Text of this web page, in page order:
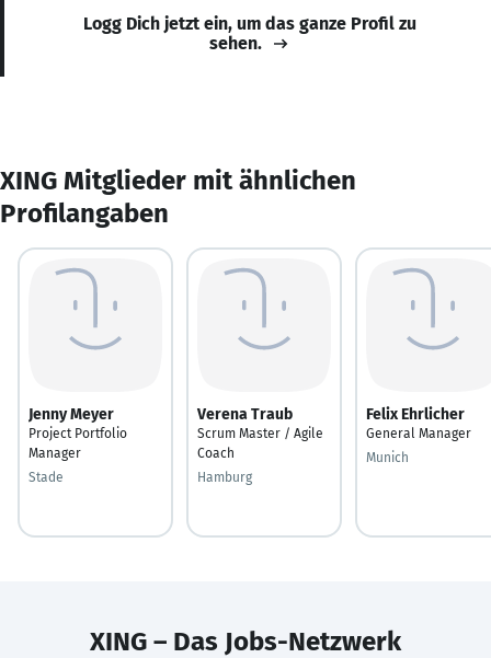
Logg Dich jetzt ein, um das ganze Profil zu
sehen.
XING Mitglieder mit ähnlichen
Profilangaben
Jenny Meyer
Project Portfolio
Manager
Stade
Verena Traub
Scrum Master / Agile
Coach
Hamburg
Felix Ehrlicher
General Manager
Munich
XING – Das Jobs-Netzwerk